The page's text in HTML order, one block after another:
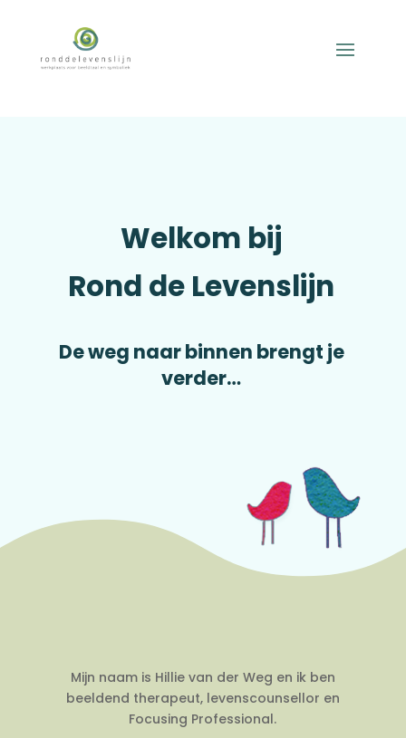
Welkom bij
Rond de Levenslijn
De weg naar binnen brengt je
verder…
Mijn naam is Hillie van der Weg en ik ben
beeldend therapeut, levenscounsellor en
Focusing Professional.